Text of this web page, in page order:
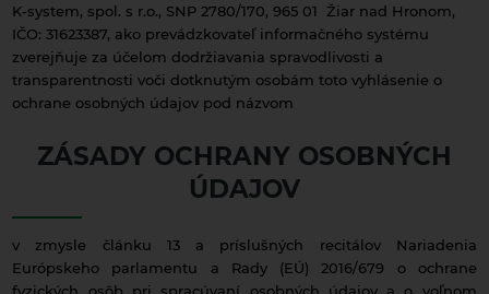
retriever
rodinného
typu
K-system, spol. s r.o., SNP 2780/170, 965 01 Žiar nad Hronom,
IČO: 31623387, ako prevádzkovateľ informačného systému
zverejňuje za účelom dodržiavania spravodlivosti a
transparentnosti voči dotknutým osobám toto vyhlásenie o
ochrane osobných údajov pod názvom
ZÁSADY OCHRANY OSOBNÝCH
ÚDAJOV
v zmysle článku 13 a príslušných recitálov Nariadenia
Európskeho parlamentu a Rady (EÚ) 2016/679 o ochrane